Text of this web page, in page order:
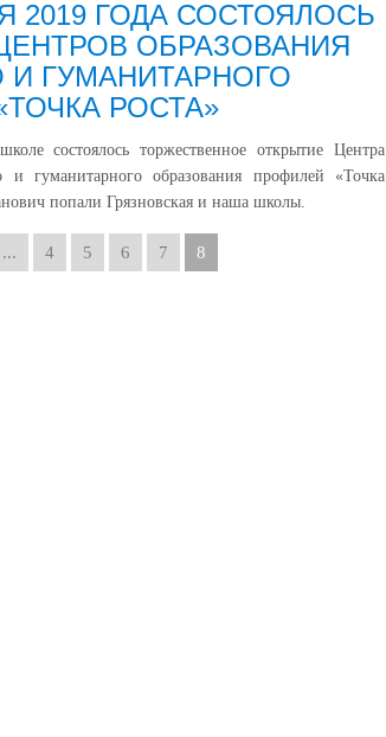
2019 ГОДА СОСТОЯЛОСЬ
ОБРАЗОВАНИЯ
И ГУМАНИТАРНОГО
РОСТА»
состоялось торжественное открытие Центра
и гуманитарного образования профилей «Точка
попали Грязновская и наша школы.
... 4 5 6 7 8